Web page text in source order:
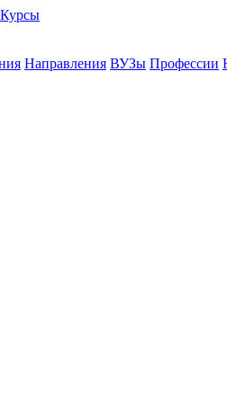
Курсы
Направления ВУЗы Профессии